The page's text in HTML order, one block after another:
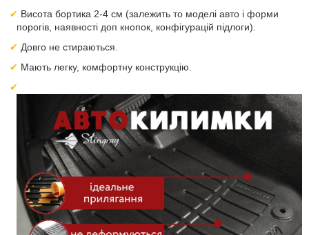
Висота бортика 2-4 см (залежить то моделі авто і форми
порогів, наявності доп кнопок, конфігурацій підлоги).
Довго не стираються.
Мають легку, комфортну конструкцію.